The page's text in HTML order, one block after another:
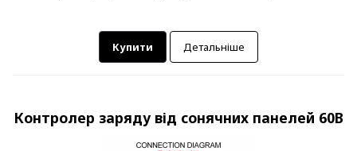
Купити Детальніше
Контролер заряду від сонячних панелей 60В